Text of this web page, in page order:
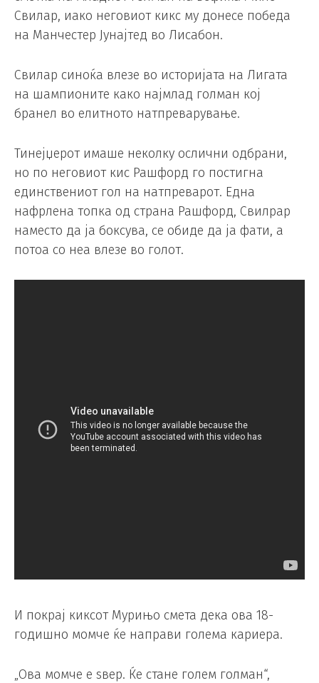
Свилар, иако неговиот кикс му донесе победа
на Манчестер Јунајтед во Лисабон.
Свилар синоќа влезе во историјата на Лигата
на шампионите како најмлад голман кој
бранел во елитното натпреварување.
Тинејџерот имаше неколку ослични одбрани,
но по неговиот кис Рашфорд го постигна
единствениот гол на натпреварот. Една
нафрлена топка од страна Рашфорд, Свилрар
наместо да ја боксува, се обиде да ја фати, а
потоа со неа влезе во голот.
И покрај киксот Мурињо смета дека ова 18-
годишно момче ќе направи голема кариера.
„Ова момче е ѕвер. Ќе стане голем голман“,